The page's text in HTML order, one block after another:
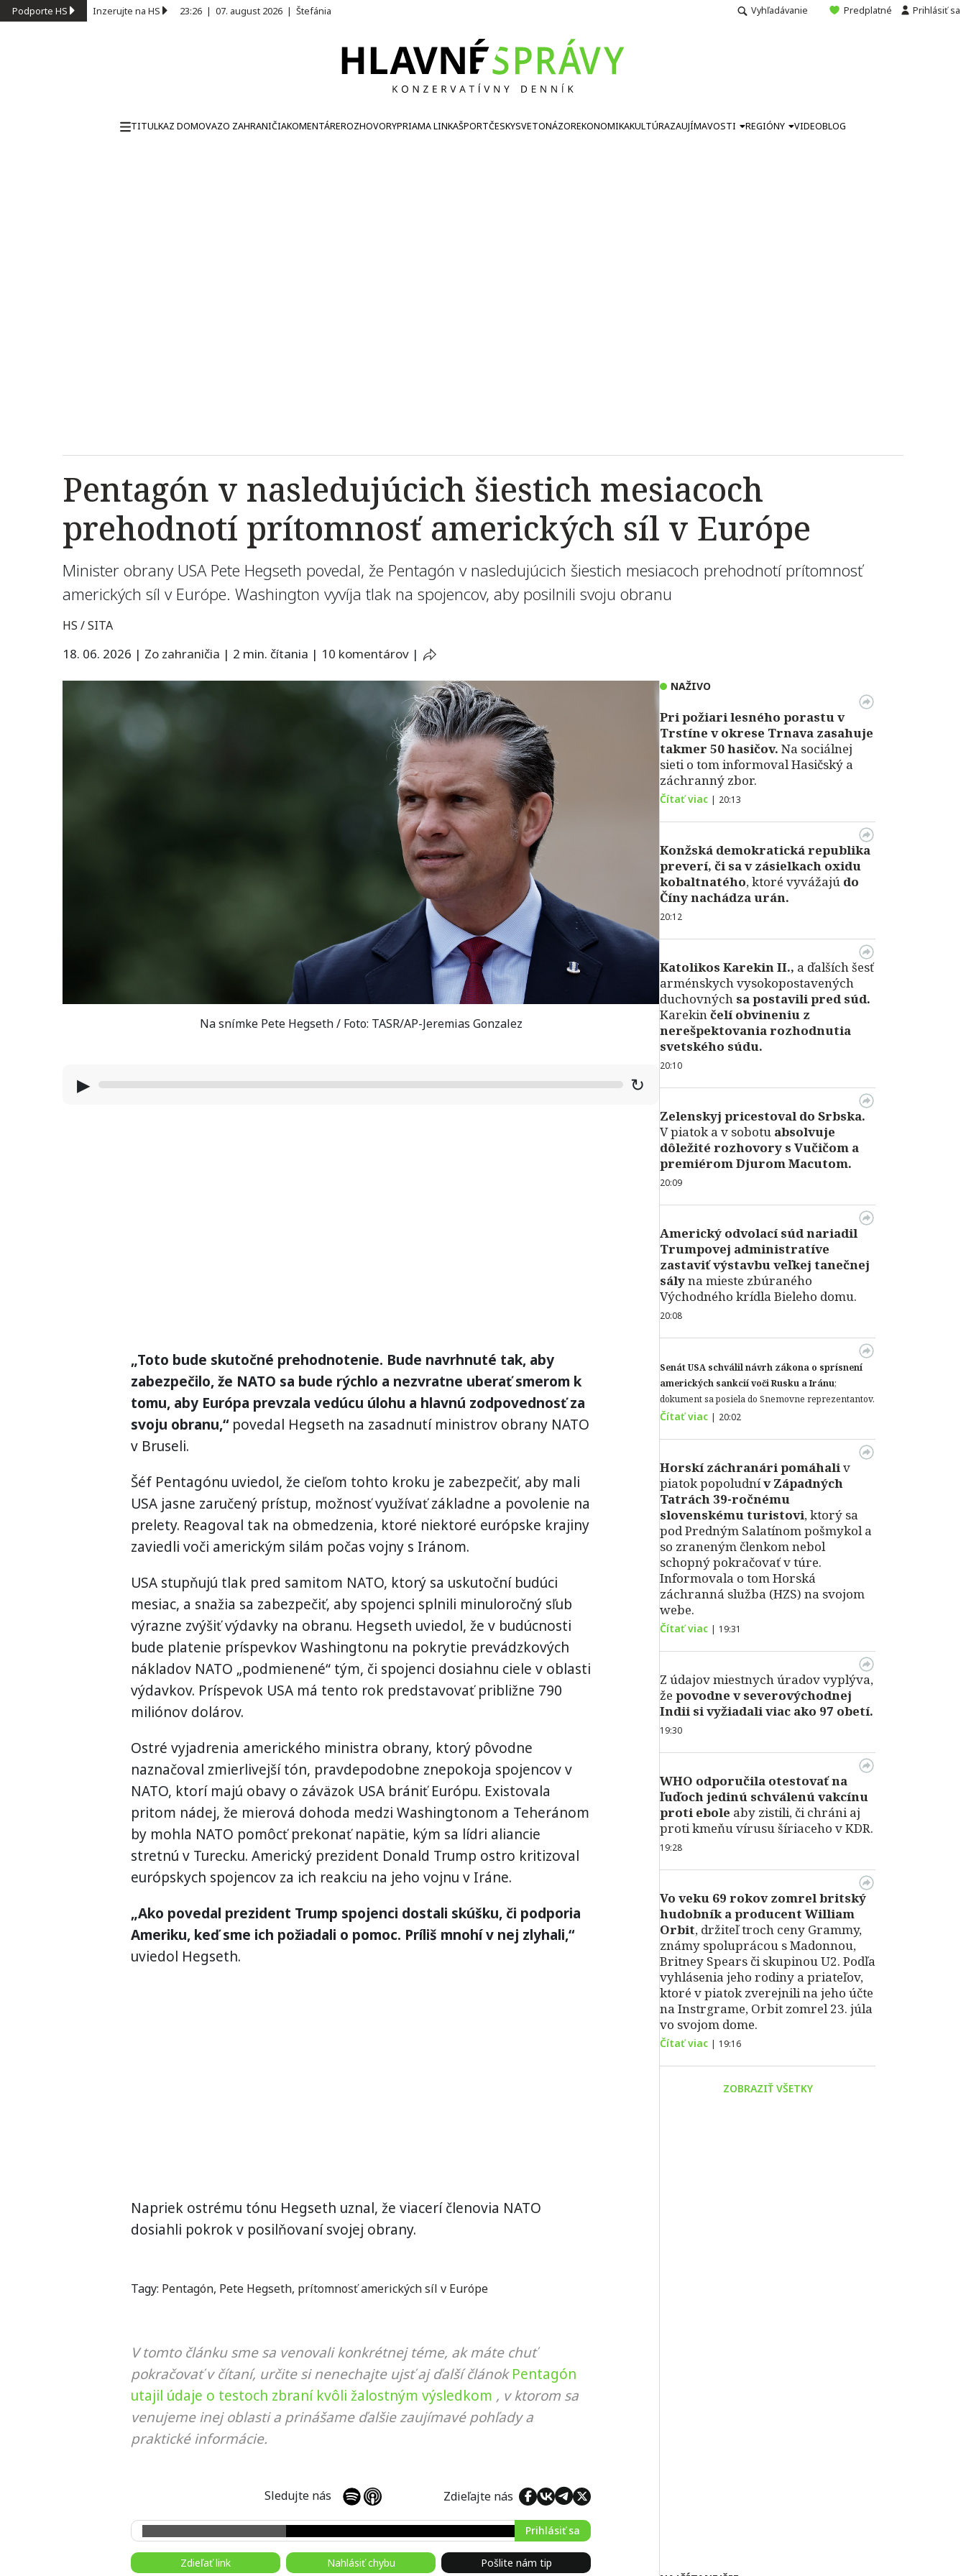
Podporte HS Inzerujte na HS 23:26 | 07. august 2026 | Štefánia Vyhľadávanie Predplatné Prihlásiť sa
TITULKAZ DOMOVAZO ZAHRANIČIAKOMENTÁREROZHOVORYPRIAMA LINKAŠPORTČESKYSVETONÁZOREKONOMIKAKULTÚRAZAUJÍMAVOSTI REGIÓNY VIDEOBLOG
Pentagón v nasledujúcich šiestich mesiacoch
prehodnotí prítomnosť amerických síl v Európe
Minister obrany USA Pete Hegseth povedal, že Pentagón v nasledujúcich šiestich mesiacoch prehodnotí prítomnosť
amerických síl v Európe. Washington vyvíja tlak na spojencov, aby posilnili svoju obranu
HS / SITA
18. 06. 2026 | Zo zahraničia | 2 min. čítania | 10 komentárov |
Na snímke Pete Hegseth / Foto: TASR/AP-Jeremias Gonzalez
▶ ↻
„Toto bude skutočné prehodnotenie. Bude navrhnuté tak, aby
zabezpečilo, že NATO sa bude rýchlo a nezvratne uberať smerom k
tomu, aby Európa prevzala vedúcu úlohu a hlavnú zodpovednosť za
svoju obranu,“povedal Hegseth na zasadnutí ministrov obrany NATO
v Bruseli.
Šéf Pentagónu uviedol, že cieľom tohto kroku je zabezpečiť, aby mali
USA jasne zaručený prístup, možnosť využívať základne a povolenie na
prelety. Reagoval tak na obmedzenia, ktoré niektoré európske krajiny
zaviedli voči americkým silám počas vojny s Iránom.
USA stupňujú tlak pred samitom NATO, ktorý sa uskutoční budúci
mesiac, a snažia sa zabezpečiť, aby spojenci splnili minuloročný sľub
výrazne zvýšiť výdavky na obranu. Hegseth uviedol, že v budúcnosti
bude platenie príspevkov Washingtonu na pokrytie prevádzkových
nákladov NATO „podmienené“ tým, či spojenci dosiahnu ciele v oblasti
výdavkov. Príspevok USA má tento rok predstavovať približne 790
miliónov dolárov.
Ostré vyjadrenia amerického ministra obrany, ktorý pôvodne
naznačoval zmierlivejší tón, pravdepodobne znepokoja spojencov v
NATO, ktorí majú obavy o záväzok USA brániť Európu. Existovala
pritom nádej, že mierová dohoda medzi Washingtonom a Teheránom
by mohla NATO pomôcť prekonať napätie, kým sa lídri aliancie
stretnú v Turecku. Americký prezident Donald Trump ostro kritizoval
európskych spojencov za ich reakciu na jeho vojnu v Iráne.
„Ako povedal prezident Trump spojenci dostali skúšku, či podporia
Ameriku, keď sme ich požiadali o pomoc. Príliš mnohí v nej zlyhali,“
uviedol Hegseth.
Napriek ostrému tónu Hegseth uznal, že viacerí členovia NATO
dosiahli pokrok v posilňovaní svojej obrany.
Tagy: Pentagón, Pete Hegseth, prítomnosť amerických síl v Európe
V tomto článku sme sa venovali konkrétnej téme, ak máte chuť
pokračovať v čítaní, určite si nenechajte ujsť aj ďalší článok Pentagón
utajil údaje o testoch zbraní kvôli žalostným výsledkom , v ktorom sa
venujeme inej oblasti a prinášame ďalšie zaujímavé pohľady a
praktické informácie.
Sledujte nás Zdieľajte nás
Prihlásiť sa
Zdieľať link Nahlásiť chybu Pošlite nám tip
NAŽIVO
Pri požiari lesného porastu v
Trstíne v okrese Trnava zasahuje
takmer 50 hasičov. Na sociálnej
sieti o tom informoval Hasičský a
záchranný zbor.
Čítať viac | 20:13
Konžská demokratická republika
preverí, či sa v zásielkach oxidu
kobaltnatého, ktoré vyvážajú do
Číny nachádza urán.
20:12
Katolikos Karekin II., a ďalších šesť
arménskych vysokopostavených
duchovných sa postavili pred súd.
Karekinčelí obvineniu z
nerešpektovania rozhodnutia
svetského súdu.
20:10
Zelenskyj pricestoval do Srbska.
V piatok a v sobotu absolvuje
dôležité rozhovory s Vučičom a
premiérom Djurom Macutom.
20:09
Americký odvolací súd nariadil
Trumpovej administratíve
zastaviť výstavbu veľkej tanečnej
sályna mieste zbúraného
Východného krídla Bieleho domu.
20:08
Senát USA schválil návrh zákona o sprísnení
amerických sankcií voči Rusku a Iránu;
dokument sa posiela do Snemovne reprezentantov.
Čítať viac | 20:02
Horskí záchranári pomáhaliv
piatok popoludnív Západných
Tatrách 39-ročnému
slovenskému turistovi, ktorý sa
pod Predným Salatínom pošmykol a
so zraneným členkom nebol
schopný pokračovať v túre.
Informovala o tom Horská
záchranná služba (HZS) na svojom
webe.
Čítať viac | 19:31
Z údajov miestnych úradov vyplýva,
že povodne v severovýchodnej
Indii si vyžiadali viac ako 97 obetí.
19:30
WHO odporučila otestovať na
ľuďoch jedinú schválenú vakcínu
proti ebole aby zistili, či chráni aj
proti kmeňu vírusu šíriaceho v KDR.
19:28
Vo veku 69 rokov zomrel britský
hudobník a producent William
Orbit, držiteľ troch ceny Grammy,
známy spoluprácou s Madonnou,
Britney Spears či skupinou U2. Podľa
vyhlásenia jeho rodiny a priateľov,
ktoré v piatok zverejnili na jeho účte
na Instrgrame, Orbit zomrel 23. júla
vo svojom dome.
Čítať viac | 19:16
ZOBRAZIŤ VŠETKY